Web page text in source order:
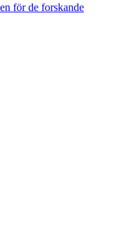
för de forskande